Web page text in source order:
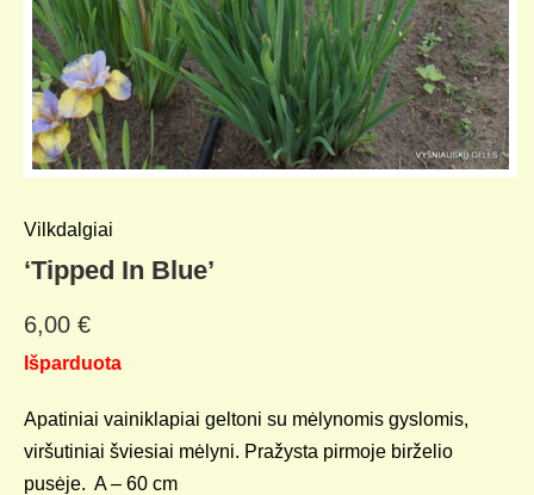
Vilkdalgiai
‘Tipped In Blue’
6,00 €
Išparduota
Apatiniai vainiklapiai geltoni su mėlynomis gyslomis,
viršutiniai šviesiai mėlyni. Pražysta pirmoje birželio
pusėje. A – 60 cm